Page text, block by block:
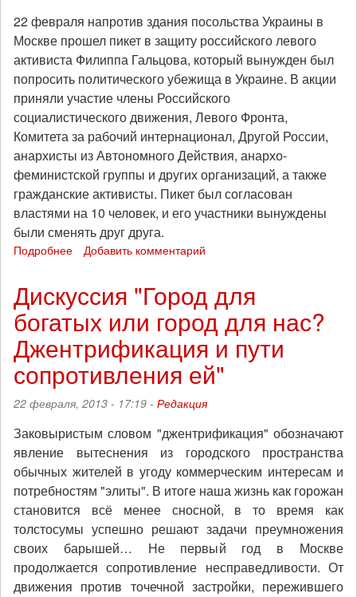
22 февраля напротив здания посольства Украины в
Москве прошел пикет в защиту российского левого
активиста Филиппа Гальцова, который вынужден был
попросить политического убежища в Украине. В акции
приняли участие члены Российского
социалистического движения, Левого Фронта,
Комитета за рабочий интернационал, Другой России,
анархисты из Автономного Действия, анархо-
феминистской группы и других организаций, а также
гражданские активисты. Пикет был согласован
властями на 10 человек, и его участники вынуждены
были сменять друг друга.
Подробнее
гражданские
потребовали
от
ООН
и
защитить
Гальцова
Добавить комментарий
Дискуссия "Город для
богатых или город для нас?
Джентрификация и пути
сопротивления ей"
22 февраля, 2013 - 17:19 - Редакция
Заковыристым словом "джентрификация" обозначают
явление вытеснения из городского пространства
обычных жителей в угоду коммерческим интересам и
потребностям "элиты". В итоге наша жизнь как горожан
становится всё менее сносной, в то время как
толстосумы успешно решают задачи преумножения
своих барышей… Не первый год в Москве
продолжается сопротивление несправедливости. От
движения против точечной застройки, пережившего